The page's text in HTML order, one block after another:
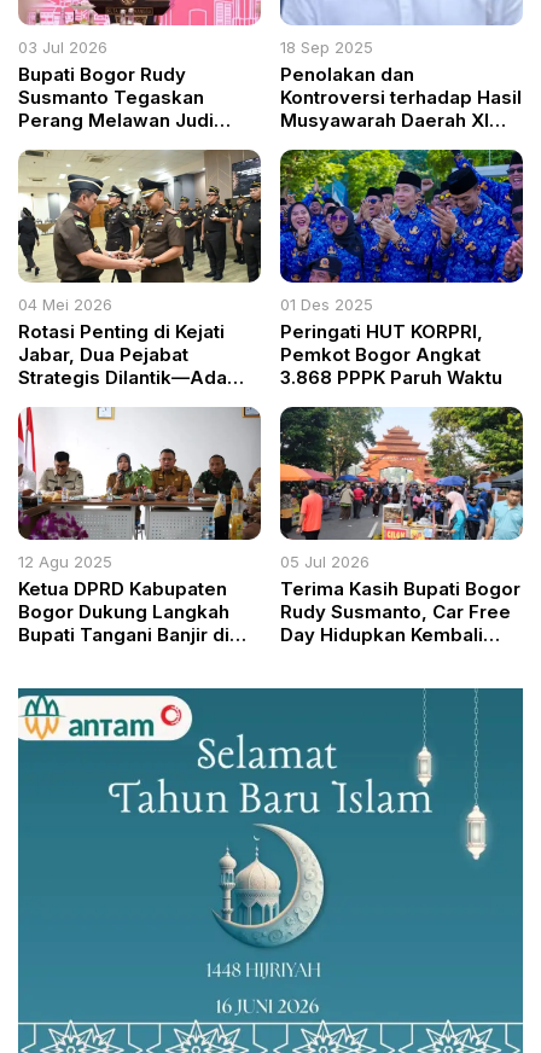
03 Jul 2026
Bupati Bogor Rudy
Susmanto Tegaskan
Perang Melawan Judi
Generasi Muda
18 Sep 2025
Penolakan dan
Kontroversi terhadap Hasil
Musyawarah Daerah XI
oleh Forum Pesantren dan
Ormas Islam
04 Mei 2026
Rotasi Penting di Kejati
Jabar, Dua Pejabat
Strategis Dilantik—Ada
Digital
01 Des 2025
Peringati HUT KORPRI,
Pemkot Bogor Angkat
3.868 PPPK Paruh Waktu
12 Agu 2025
Ketua DPRD Kabupaten
Bogor Dukung Langkah
Bupati Tangani Banjir di
05 Jul 2026
Terima Kasih Bupati Bogor
Rudy Susmanto, Car Free
Day Hidupkan Kembali